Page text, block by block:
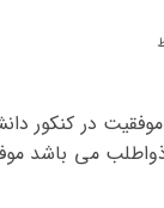
در کنکور
ذواطلب می باشد